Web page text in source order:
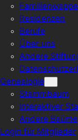
Residenzen
Berufe
Über uns
Andere
Genealogie
Stammbaum
Interaktiver
Andere Baüme
Login für Mitglieder